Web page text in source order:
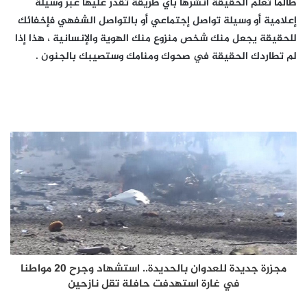
إعلامية أو وسيلة تواصل إجتماعي أو بالتواصل الشفهي فإخفائك
للحقيقة يجعل منك شخص منزوع منك الهوية والإنسانية ، هذا إذا
لم تطاردك الحقيقة في صحوك ومنامك وستصيبك بالجنون .
مجزرة جديدة للعدوان بالحديدة.. استشهاد وجرح 20 مواطنا
في غارة استهدفت حافلة تقل نازحين